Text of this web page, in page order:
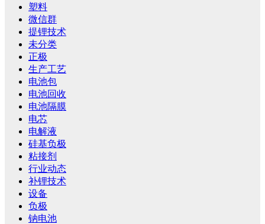
塑料
微信群
提锂技术
未分类
正极
生产工艺
电池包
电池回收
电池隔膜
电芯
电解液
硅基负极
粘接剂
行业动态
补锂技术
设备
负极
钠电池